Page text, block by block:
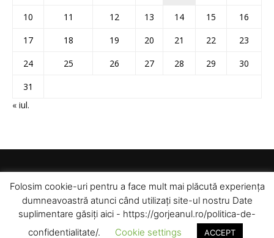
10
11 12 13 14 15
16
17
18 19 20 21 22
23
24
25 26 27 28 29
30
31
« iul.
Folosim cookie-uri pentru a face mult mai plăcută experiența
dumneavoastră atunci când utilizați site-ul nostru Date
suplimentare găsiți aici - https://gorjeanul.ro/politica-de-
confidentialitate/.
Cookie settings ACCEPT